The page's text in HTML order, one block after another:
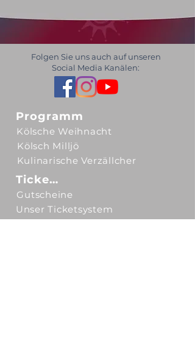
Folgen Sie uns auch auf unseren
Social Media Kanälen:
Programm
Kölsche Weihnacht
Kölsch Milljö
Kulinarische Verzällcher
Tickets
Gutscheine
Unser Ticketsystem